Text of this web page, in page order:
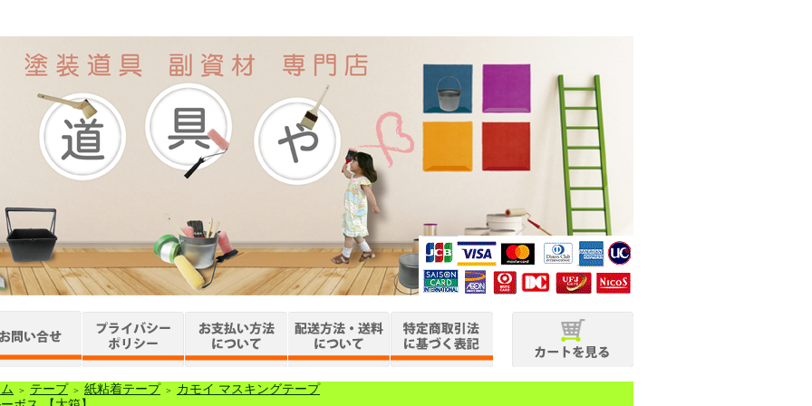
＞ テープ ＞ 紙粘着テープ ＞
カモイ マスキングテープ